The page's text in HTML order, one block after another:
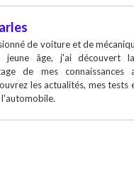
de voiture et de
jeune âge, j'ai découvert
de mes connaissances
les actualités, mes tests